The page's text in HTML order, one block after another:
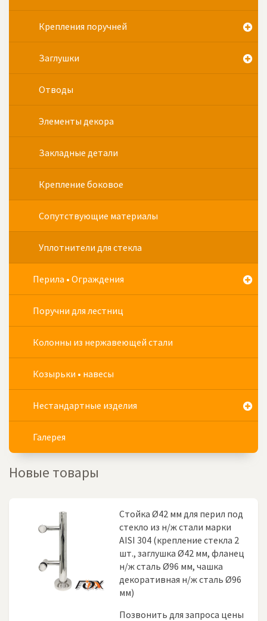
Крепления поручней
Заглушки
Отводы
Элементы декора
Закладные детали
Крепление боковое
Сопутствующие материалы
Уплотнители для стекла
Перила • Ограждения
Поручни для лестниц
Колонны из нержавеющей стали
Козырьки • навесы
Нестандартные изделия
Галерея
Новые товары
Стойка Ø42 мм для перил под
стекло из н/ж стали марки
AISI 304 (крепление стекла 2
шт., заглушка Ø42 мм, фланец
н/ж сталь Ø96 мм, чашка
декоративная н/ж сталь Ø96
мм)
Позвонить для запроса цены